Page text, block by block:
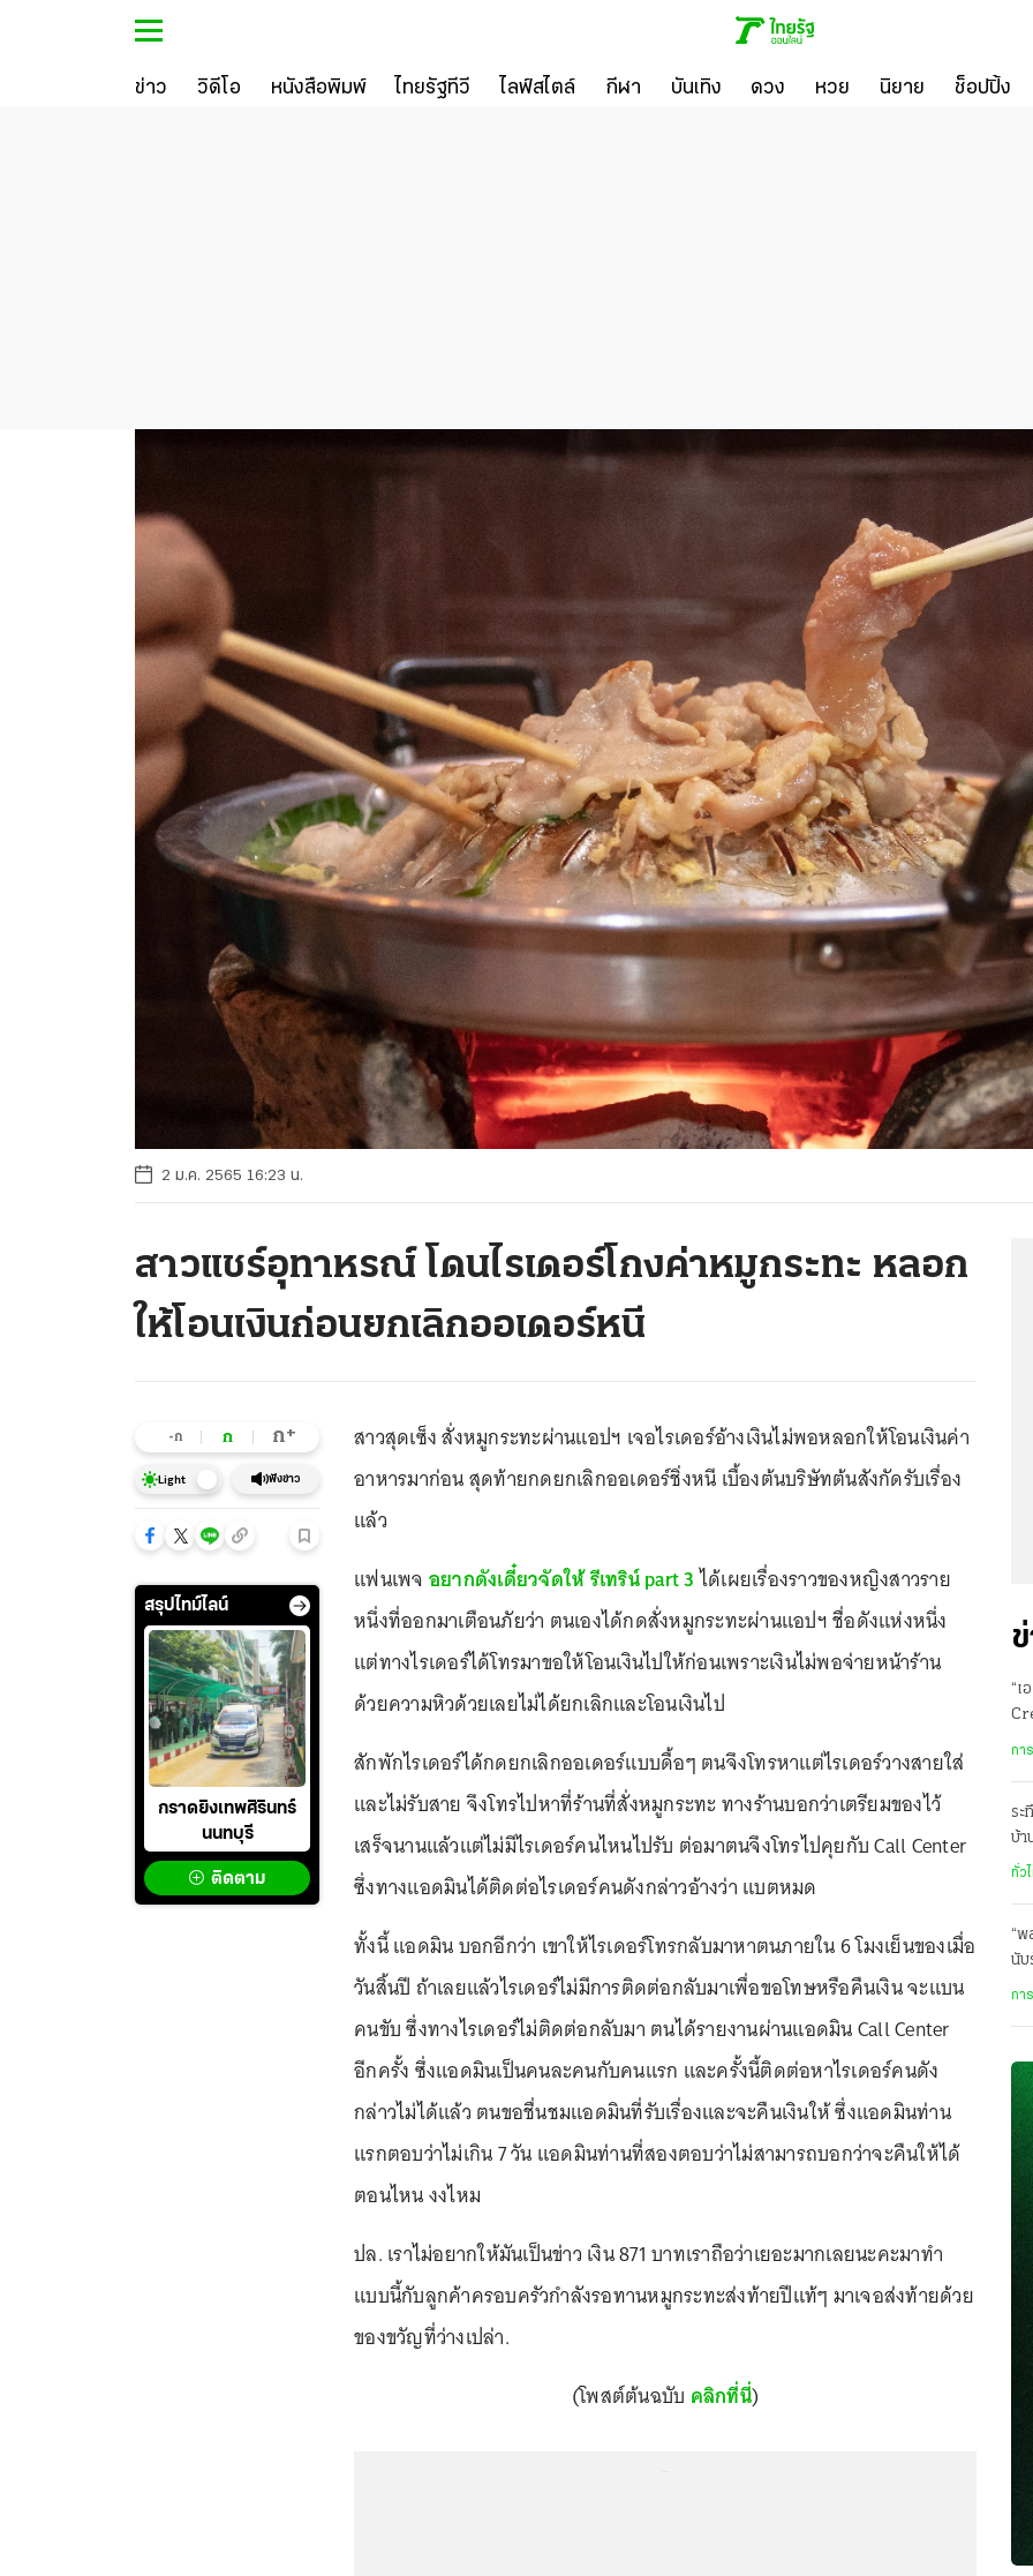
ข่าว วิดีโอ หนังสือพิมพ์ ไทยรัฐทีวี ไลฟ์สไตล์ กีฬา บันเทิง ดวง หวย นิยาย ช็อปปิ้ง
2 ม.ค. 2565 16:23 น.
สาวแชร์อุทาหรณ์ โดนไรเดอร์โกงค่าหมูกระทะ หลอก
ให้โอนเงินก่อนยกเลิกออเดอร์หนี
-ก ก ก+
Light ฟังข่าว
สรุปไทม์ไลน์
กราดยิงเทพศิรินทร์
นนทบุรี
ติดตาม
สาวสุดเซ็ง สั่งหมูกระทะผ่านแอปฯ เจอไรเดอร์อ้างเงินไม่พอหลอกให้โอนเงินค่า
อาหารมาก่อน สุดท้ายกดยกเลิกออเดอร์ชิ่งหนี เบื้องต้นบริษัทต้นสังกัดรับเรื่อง
แล้ว
แฟนเพจ อยากดังเดี๋ยวจัดให้ รีเทริน์ part 3ได้เผยเรื่องราวของหญิงสาวราย
หนึ่งที่ออกมาเตือนภัยว่า ตนเองได้กดสั่งหมูกระทะผ่านแอปฯ ชื่อดังแห่งหนึ่ง
แต่ทางไรเดอร์ได้โทรมาขอให้โอนเงินไปให้ก่อนเพราะเงินไม่พอจ่ายหน้าร้าน
ด้วยความหิวด้วยเลยไม่ได้ยกเลิกและโอนเงินไป
สักพักไรเดอร์ได้กดยกเลิกออเดอร์แบบดื้อๆ ตนจึงโทรหาแต่ไรเดอร์วางสายใส่
และไม่รับสาย จึงโทรไปหาที่ร้านที่สั่งหมูกระทะ ทางร้านบอกว่าเตรียมของไว้
เสร็จนานแล้วแต่ไม่มีไรเดอร์คนไหนไปรับ ต่อมาตนจึงโทรไปคุยกับ Call Center
ซึ่งทางแอดมินได้ติดต่อไรเดอร์คนดังกล่าวอ้างว่า แบตหมด
ทั้งนี้ แอดมิน บอกอีกว่า เขาให้ไรเดอร์โทรกลับมาหาตนภายใน 6 โมงเย็นของเมื่อ
วันสิ้นปี ถ้าเลยแล้วไรเดอร์ไม่มีการติดต่อกลับมาเพื่อขอโทษหรือคืนเงิน จะแบน
คนขับ ซึ่งทางไรเดอร์ไม่ติดต่อกลับมา ตนได้รายงานผ่านแอดมิน Call Center
อีกครั้ง ซึ่งแอดมินเป็นคนละคนกับคนแรก และครั้งนี้ติดต่อหาไรเดอร์คนดัง
กล่าวไม่ได้แล้ว ตนขอชื่นชมแอดมินที่รับเรื่องและจะคืนเงินให้ ซึ่งแอดมินท่าน
แรกตอบว่าไม่เกิน 7 วัน แอดมินท่านที่สองตอบว่าไม่สามารถบอกว่าจะคืนให้ได้
ตอนไหน งงไหม
ปล. เราไม่อยากให้มันเป็นข่าว เงิน 871 บาทเราถือว่าเยอะมากเลยนะคะมาทำ
แบบนี้กับลูกค้าครอบครัวกำลังรอทานหมูกระทะส่งท้ายปีแท้ๆ มาเจอส่งท้ายด้วย
ของขวัญที่ว่างเปล่า.
(โพสต์ต้นฉบับ คลิกที่นี่)
“เ
กา
ร
บ้า
น
ทั่ว
“พ
นับ
กา